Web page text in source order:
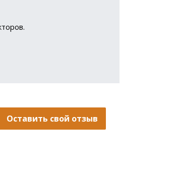
Оставить свой отзыв